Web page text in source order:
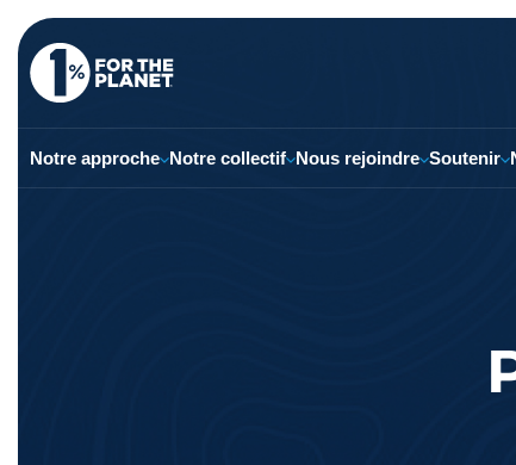
Notre approche Notre collectif Nous rejoindre Soutenir